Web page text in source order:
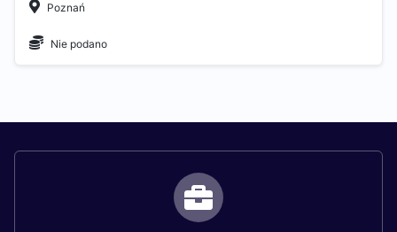
Poznań
Nie podano